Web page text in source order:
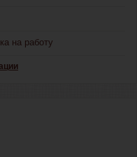
на работу